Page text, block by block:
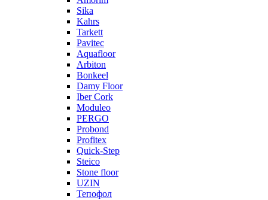
Sika
Kahrs
Tarkett
Pavitec
Aquafloor
Arbiton
Bonkeel
Damy Floor
Iber Cork
Moduleo
PERGO
Probond
Profitex
Quick-Step
Steico
Stone floor
UZIN
Тепофол